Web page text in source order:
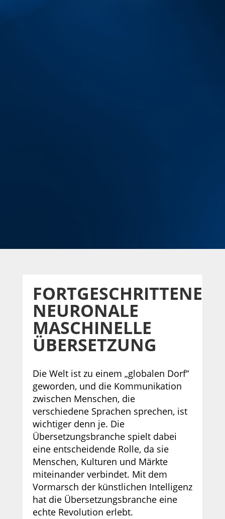
FORTGESCHRITTENE
NEURONALE
MASCHINELLE
ÜBERSETZUNG
Die Welt ist zu einem „globalen Dorf“
geworden, und die Kommunikation
zwischen Menschen, die
verschiedene Sprachen sprechen, ist
wichtiger denn je. Die
Übersetzungsbranche spielt dabei
eine entscheidende Rolle, da sie
Menschen, Kulturen und Märkte
miteinander verbindet. Mit dem
Vormarsch der künstlichen Intelligenz
hat die Übersetzungsbranche eine
echte Revolution erlebt.